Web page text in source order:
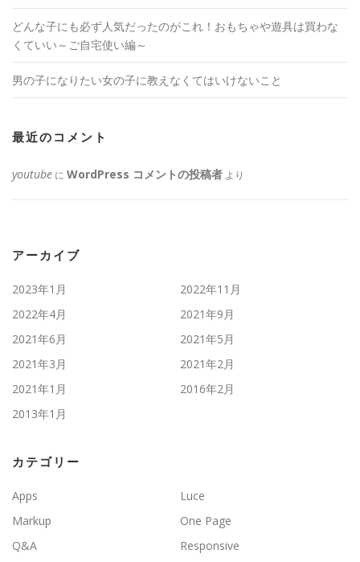
どんな子にも必ず人気だったのがこれ！おもちゃや遊具は買わな
くていい～ご自宅使い編～
男の子になりたい女の子に教えなくてはいけないこと
最近のコメント
youtube に WordPress コメントの投稿者 より
アーカイブ
2023年1月
2022年11月
2022年4月
2021年9月
2021年6月
2021年5月
2021年3月
2021年2月
2021年1月
2016年2月
2013年1月
カテゴリー
Apps
Luce
Markup
One Page
Q&A
Responsive